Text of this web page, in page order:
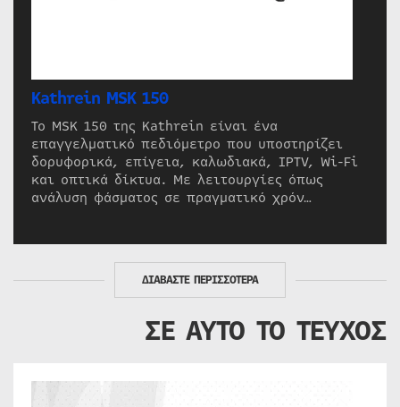
Kathrein MSK 150
Το MSK 150 της Kathrein είναι ένα
επαγγελματικό πεδιόμετρο που υποστηρίζει
δορυφορικά, επίγεια, καλωδιακά, IPTV, Wi-Fi
και οπτικά δίκτυα. Με λειτουργίες όπως
ανάλυση φάσματος σε πραγματικό χρόν…
ΔΙΑΒΑΣΤΕ ΠΕΡΙΣΣΟΤΕΡΑ
ΣΕ ΑΥΤΟ ΤΟ ΤΕΥΧΟΣ